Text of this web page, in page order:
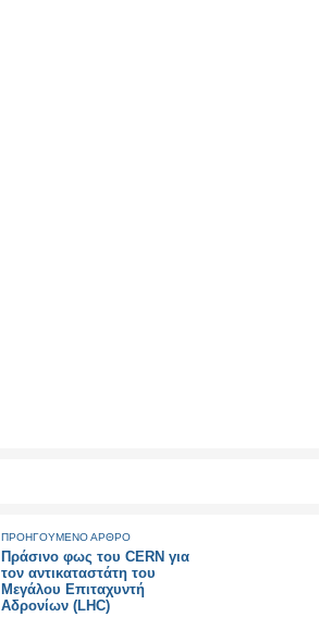
ΠΡΟΗΓΟΥΜΕΝΟ ΑΡΘΡΟ
Πράσινο φως του CERN για
τον αντικαταστάτη του
Μεγάλου Επιταχυντή
Αδρονίων (LHC)